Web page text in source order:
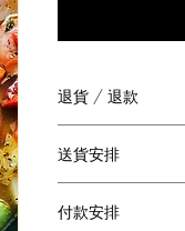
退貨 / 退款
如您發現盒內欠
絡我們跟進。謝謝
送貨安排
費。
付款安排